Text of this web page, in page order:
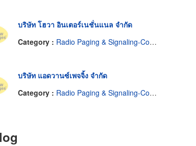
บริษัท โฮวา อินเตอร์เนชั่นแนล จำกัด
Category : Radio Paging & Signaling-Common Carrier Service
บริษัท แอดวานซ์เพจจิ้ง จำกัด
Category : Radio Paging & Signaling-Common Carrier Service